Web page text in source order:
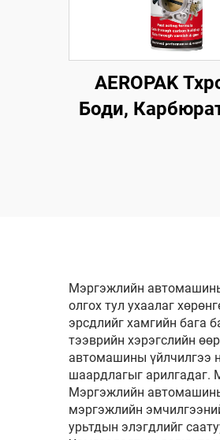
AEROPAK
Боди,
Мэргэжлийн
олгох тул ухаалаг
эрсдлийг хамгийн бага
тээврийн хэрэгслийн
автомашины үйлчилгээ
шаардлагыг арилгадаг.
Мэргэжлийн автомашины
мэргэжлийн
урьтдын элэгдлийг